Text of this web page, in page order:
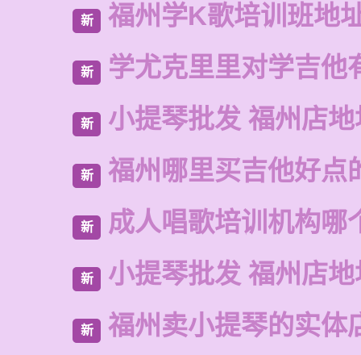
新 福州学K歌培训班地
新 学尤克里里对学吉他
新 小提琴批发 福州店地
新 福州哪里买吉他好点
新 成人唱歌培训机构哪
新 小提琴批发 福州店
新 福州卖小提琴的实体